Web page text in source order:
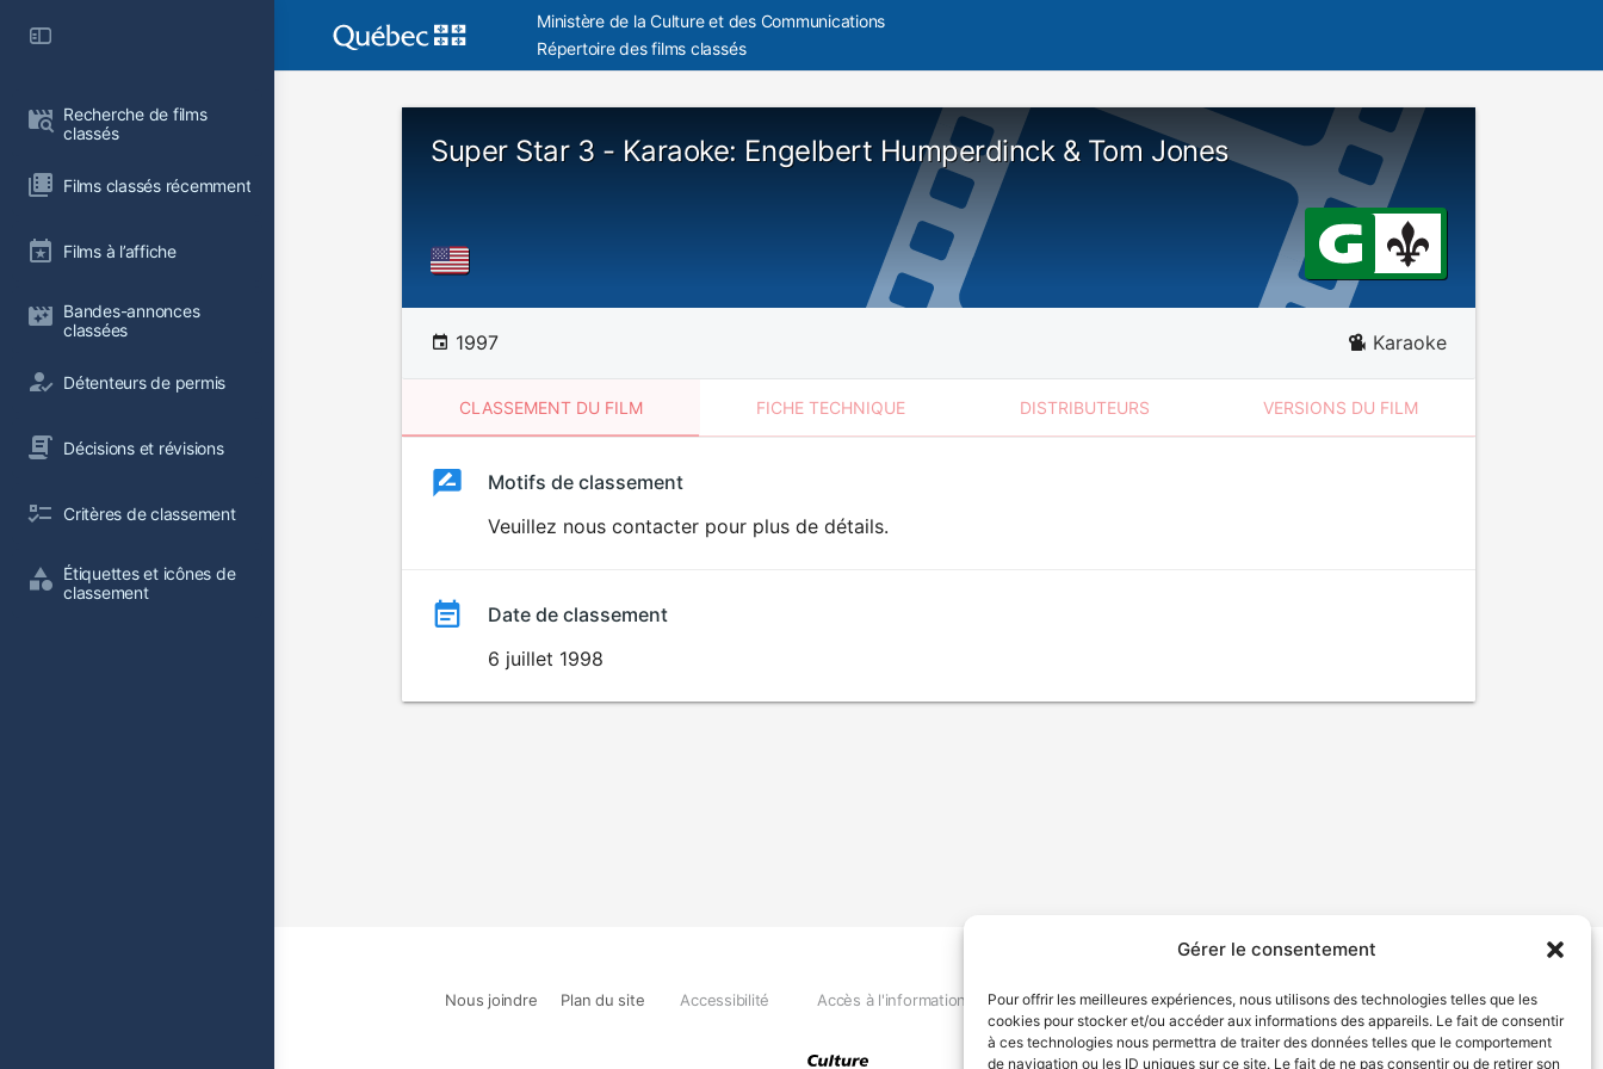
Gérer le consentement
Pour offrir les meilleures expériences, nous utilisons des technologies telles que les
cookies pour stocker et/ou accéder aux informations des appareils. Le fait de consentir
à ces technologies nous permettra de traiter des données telles que le comportement
de navigation ou les ID uniques sur ce site. Le fait de ne pas consentir ou de retirer son
Recherche de films
classés
Films classés récemment
Films à l’affiche
Bandes-annonces
classées
Détenteurs de permis
Décisions et révisions
Critères de classement
Étiquettes et icônes de
classement
Ministère de la Culture et des Communications
Répertoire des films classés
Super Star 3 - Karaoke: Engelbert Humperdinck & Tom Jones
1997 Karaoke
CLASSEMENT DU FILM FICHE TECHNIQUE DISTRIBUTEURS VERSIONS DU FILM
ClassementClassement
Motifs de classement
Veuillez nous contacter pour plus de détails.
Date de classement
6 juillet 1998
Nous joindre Plan du site Accessibilité Accès à l'information Déclaration de services Politique de confidentialité